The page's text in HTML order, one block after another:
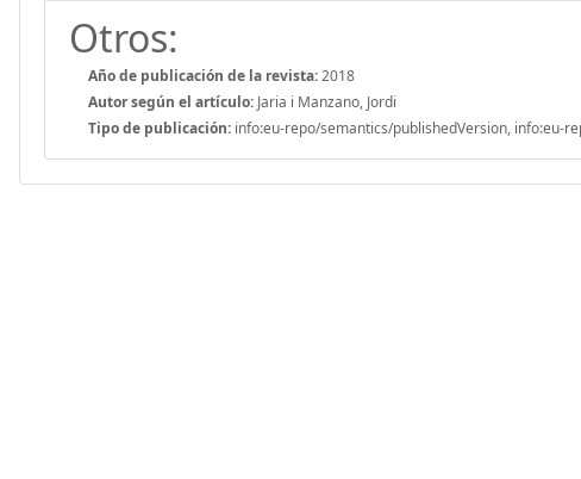
Otros:
Año de publicación de la revista:2018
Autor según el artículo: Jaria i Manzano, Jordi
Tipo de publicación: info:eu-repo/semantics/publishedVersion, info:eu-